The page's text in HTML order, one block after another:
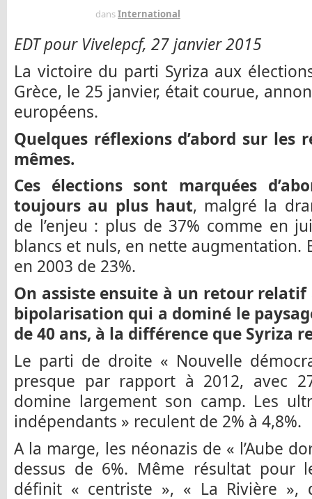
dansInternational
EDT pour Vivelepcf, 27 janvier 2015
La victoire du parti Syriza aux
Grèce, le 25 janvier, était courue,
européens.
Quelques réflexions d’abord sur les
mêmes.
Ces élections sont marquées
toujours au plus haut, malgré la
de l’enjeu : plus de 37% comme en
blancs et nuls, en nette augmentation.
en 2003 de 23%.
On assiste ensuite à un retour
bipolarisation qui a dominé le
de 40 ans, à la différence que Syriza
Le parti de droite « Nouvelle
presque par rapport à 2012, avec
domine largement son camp. Les
indépendants » reculent de 2% à 4,8%.
A la marge, les néonazis de « l’Aube
dessus de 6%. Même résultat pour
définit « centriste », « La Rivière »,